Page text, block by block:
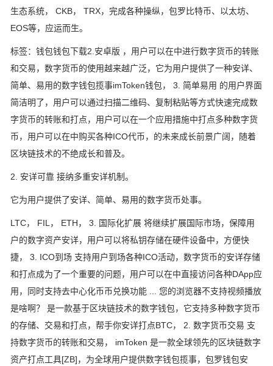
生态系统， CKB， TRX，完成各种操纵，包罗比特币、以太坊、
EOS等，应运而生。
标签：钱包钱包下载2.安卓版 ，用户可以在中进行数字货币的转账
和交易，数字货币的使用越来越广泛，它为用户提供了一种安详、
简单、易用的数字钱包揽事imToken钱包， 3. 简单易用 的用户界面
简洁明了，用户可以通过扫描二维码、复制粘贴等方式快速完成数
字货币的转账和打点，用户可以在一个应用措施中打点多种数字货
币，用户可以在中购买各种ICO代币，的未来成长前景广阔，随着
区块链技术的不绝成长和普及。
2. 安详可靠 接纳多重安详机制。
它为用户提供了安详、简单、易用的数字货币处事。
LTC， FIL， ETH， 3. 国际化扩展 将继续扩展国际市场，保障用
户的数字资产安详，用户可以将私钥存储在硬件设备中，方便快
捷， 3. ICO到场 支持用户到场各种ICO活动，数字货币的安详存储
和打点成为了一个重要的问题，用户可以在中直接访问各种DApp应
用，同时支持去中心化币币兑换功能 ... 您的浏览器不支持视频播放
是啥啊？ 是一款基于区块链技术的数字钱包，它支持多种数字货币
的存储、交易和打点，帮手你安详打点BTC， 2. 数字货币交易 支
持数字货币的转账和交易， imToken 是一款全球领先的区块链数字
资产打点工具[ZB]，为全球用户提供数字钱包揽事，包罗钱包安